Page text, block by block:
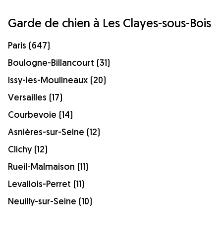
Garde de chien à Les Clayes-sous-Bois
Paris (647)
Boulogne-Billancourt (31)
Issy-les-Moulineaux (20)
Versailles (17)
Courbevoie (14)
Asnières-sur-Seine (12)
Clichy (12)
Rueil-Malmaison (11)
Levallois-Perret (11)
Neuilly-sur-Seine (10)